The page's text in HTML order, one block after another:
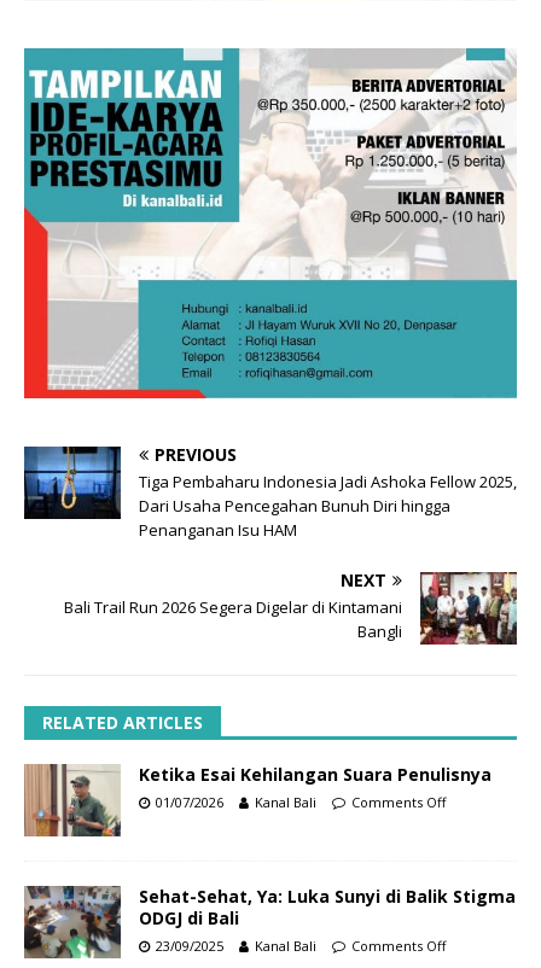
PREVIOUS
Tiga Pembaharu Indonesia Jadi Ashoka Fellow 2025,
Dari Usaha Pencegahan Bunuh Diri hingga
Penanganan Isu HAM
NEXT
Bali Trail Run 2026 Segera Digelar di Kintamani
Bangli
RELATED ARTICLES
Ketika Esai Kehilangan Suara Penulisnya
01/07/2026 Kanal Bali Comments Off
Sehat-Sehat, Ya: Luka Sunyi di Balik Stigma
ODGJ di Bali
23/09/2025 Kanal Bali Comments Off